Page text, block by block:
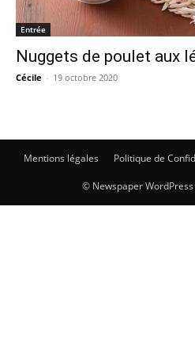
Entrée
Nuggets de poulet aux
Cécile - 19 octobre 2020
Mentions légales Politique de
© Newspaper